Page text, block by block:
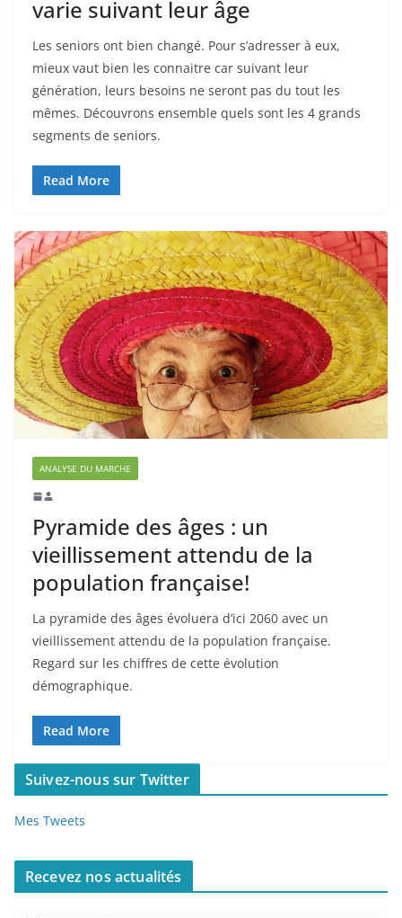
varie suivant leur âge
Les seniors ont bien changé. Pour s’adresser à eux,
mieux vaut bien les connaitre car suivant leur
génération, leurs besoins ne seront pas du tout les
mêmes. Découvrons ensemble quels sont les 4 grands
segments de seniors.
Read More
ANALYSE DU MARCHE
Pyramide des âges : un
vieillissement attendu de la
population française!
La pyramide des âges évoluera d’ici 2060 avec un
vieillissement attendu de la population française.
Regard sur les chiffres de cette évolution
démographique.
Read More
Suivez-nous sur Twitter
Mes Tweets
Recevez nos actualités